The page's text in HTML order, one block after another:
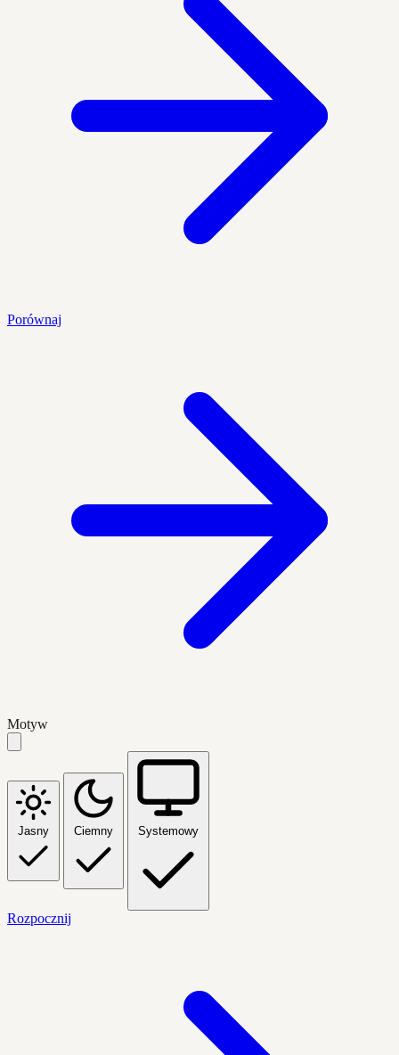
Porównaj
Motyw
Jasny Ciemny Systemowy
Rozpocznij